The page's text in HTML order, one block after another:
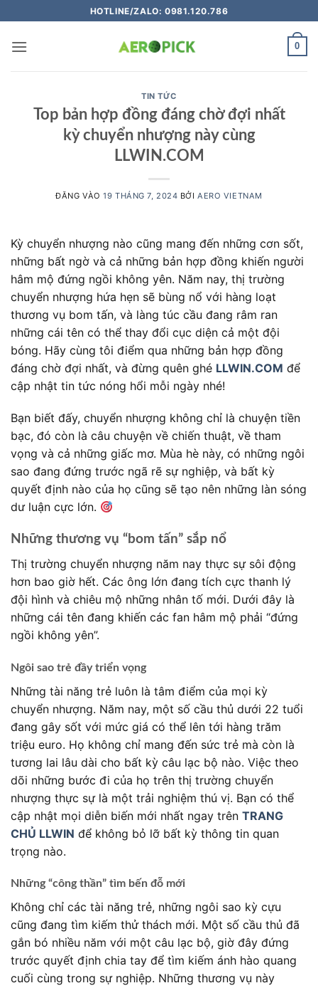
qua
nội
HOTLINE/ZALO: 0981.120.786
0
TIN TỨC
Top bản hợp đồng đáng chờ đợi nhất
kỳ chuyển nhượng này cùng
LLWIN.COM
ĐĂNG VÀO19 THÁNG 7, 2024 BỞIAERO VIETNAM
Kỳ chuyển nhượng nào cũng mang đến những cơn sốt,
những bất ngờ và cả những bản hợp đồng khiến người
hâm mộ đứng ngồi không yên. Năm nay, thị trường
chuyển nhượng hứa hẹn sẽ bùng nổ với hàng loạt
thương vụ bom tấn, và làng túc cầu đang râm ran
những cái tên có thể thay đổi cục diện cả một đội
bóng. Hãy cùng tôi điểm qua những bản hợp đồng
đáng chờ đợi nhất, và đừng quên ghé LLWIN.COM để
cập nhật tin tức nóng hổi mỗi ngày nhé!
Bạn biết đấy, chuyển nhượng không chỉ là chuyện tiền
bạc, đó còn là câu chuyện về chiến thuật, về tham
vọng và cả những giấc mơ. Mùa hè này, có những ngôi
sao đang đứng trước ngã rẽ sự nghiệp, và bất kỳ
quyết định nào của họ cũng sẽ tạo nên những làn sóng
dư luận cực lớn.
Những thương vụ “bom tấn” sắp nổ
Thị trường chuyển nhượng năm nay thực sự sôi động
hơn bao giờ hết. Các ông lớn đang tích cực thanh lý
đội hình và chiêu mộ những nhân tố mới. Dưới đây là
những cái tên đang khiến các fan hâm mộ phải “đứng
ngồi không yên”.
Ngôi sao trẻ đầy triển vọng
Những tài năng trẻ luôn là tâm điểm của mọi kỳ
chuyển nhượng. Năm nay, một số cầu thủ dưới 22 tuổi
đang gây sốt với mức giá có thể lên tới hàng trăm
triệu euro. Họ không chỉ mang đến sức trẻ mà còn là
tương lai lâu dài cho bất kỳ câu lạc bộ nào. Việc theo
dõi những bước đi của họ trên thị trường chuyển
nhượng thực sự là một trải nghiệm thú vị. Bạn có thể
cập nhật mọi diễn biến mới nhất ngay trên TRANG
CHỦ LLWIN để không bỏ lỡ bất kỳ thông tin quan
trọng nào.
Những “công thần” tìm bến đỗ mới
Không chỉ các tài năng trẻ, những ngôi sao kỳ cựu
cũng đang tìm kiếm thử thách mới. Một số cầu thủ đã
gắn bó nhiều năm với một câu lạc bộ, giờ đây đứng
trước quyết định chia tay để tìm kiếm ánh hào quang
cuối cùng trong sự nghiệp. Những thương vụ này